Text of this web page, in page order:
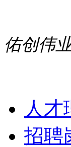
佑创伟
人才
招聘